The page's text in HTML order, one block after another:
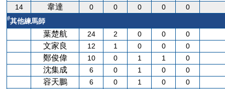
14
韋達 0 0 0 0 0
#其他練馬師
葉楚航 24 2 0 0 0
文家良 12 1 0 0 0
鄭俊偉 10 0 1 1 0
沈集成 6 0 1 0 0
容天鵬 6 0 1 0 0